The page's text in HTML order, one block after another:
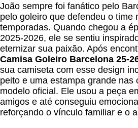
João sempre foi fanático pelo
pelo goleiro que defendeu o time
temporadas. Quando chegou a
2025-2026, ele se sentiu
eternizar sua paixão. Após
Camisa Goleiro Barcelona 25-
sua camiseta com esse design
peito e uma estampa grande nas
modelo oficial. Ele usou a peça
amigos e até conseguiu
reforçando o vínculo familiar e o